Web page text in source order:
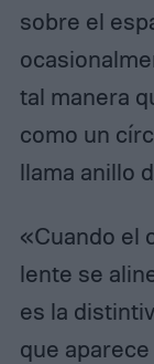
sobre el
tal manera
como un
llama anillo
«Cuando el
lente se
es la
que